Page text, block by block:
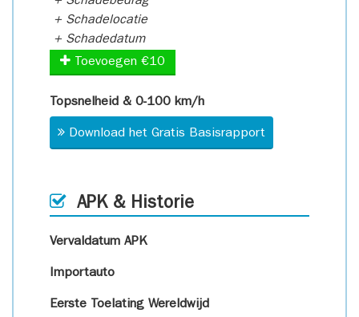
+ Schadelocatie
+ Schadedatum
Toevoegen €10
Topsnelheid & 0-100 km/h
Download het Gratis Basisrapport
APK & Historie
Vervaldatum APK
Importauto
Eerste Toelating Wereldwijd